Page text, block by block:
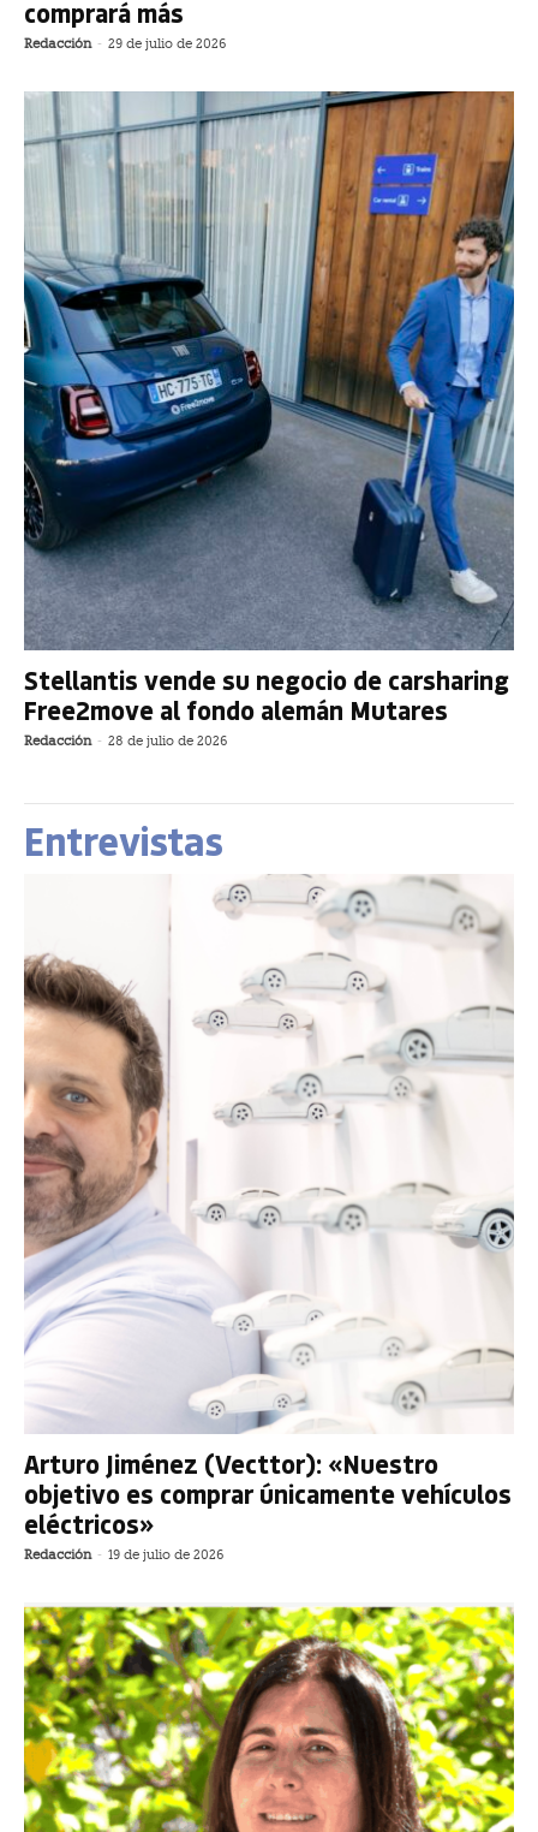
comprará más
Redacción - 29 de julio de 2026
Stellantis vende su negocio de carsharing
Free2move al fondo alemán Mutares
Redacción - 28 de julio de 2026
Entrevistas
Arturo Jiménez (Vecttor): «Nuestro
objetivo es comprar únicamente vehículos
eléctricos»
Redacción - 19 de julio de 2026